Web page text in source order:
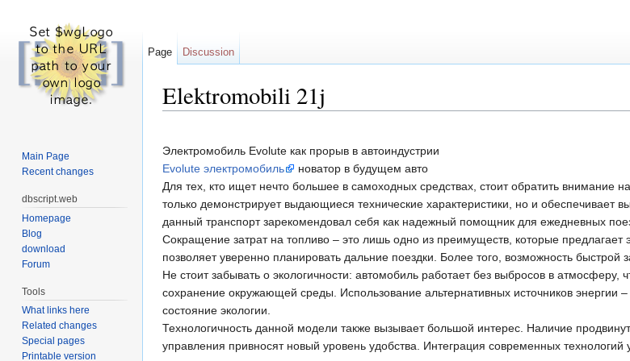
Elektromobili 21j
Электромобиль Evolute как прорыв в автоиндустрии
Evolute электромобиль
новатор в будущем авто
Для тех, кто ищет нечто большее в самоходных средствах, стоит обратить
только демонстрирует выдающиеся технические характеристики, но и
данный транспорт зарекомендовал себя как надежный помощник для ежедневных
Сокращение затрат на топливо – это лишь одно из преимуществ, которые предлагает
позволяет уверенно планировать дальние поездки. Более того, возможность
Не стоит забывать о экологичности: автомобиль работает без выбросов в
сохранение окружающей среды. Использование альтернативных источников
состояние экологии.
Технологичность данной модели также вызывает большой интерес. Наличие
управления привносят новый уровень удобства. Интеграция современных
Page Discussion
Main Page
Recent changes
dbscript.web
Homepage
Blog
download
Forum
Tools
What links here
Related changes
Special pages
Printable version